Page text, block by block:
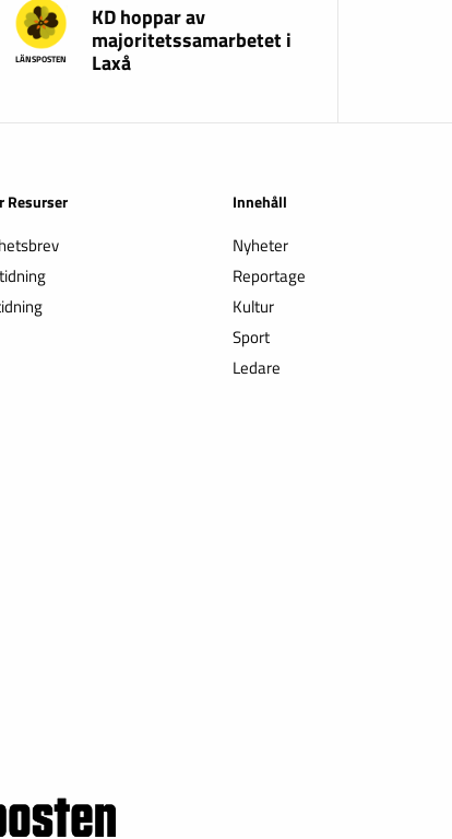
LÄNSPOSTEN
KD hoppar av
majoritetssamarbetet i
Laxå
Resurser Innehåll
Nyheter
Reportage
Kultur
Sport
Ledare